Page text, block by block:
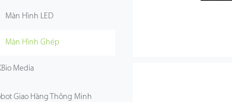
Màn Hình LED
Màn Hình Ghép
Media
Giao Hàng Thông Minh